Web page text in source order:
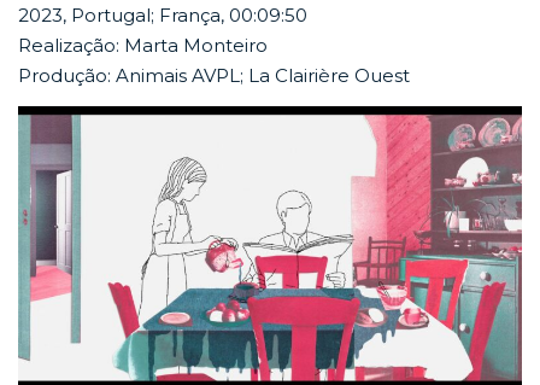
2023, Portugal; França, 00:09:50
Realização: Marta Monteiro
Produção: Animais AVPL; La Clairière Ouest